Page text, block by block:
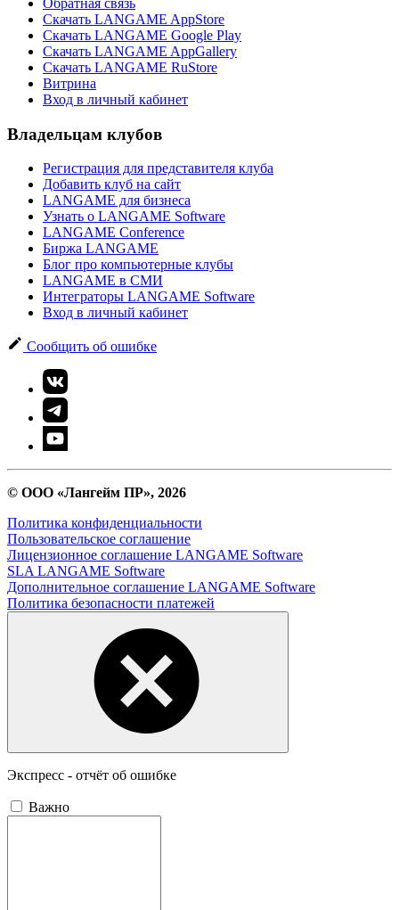
Скачать LANGAME AppStore
Скачать LANGAME Google Play
Скачать LANGAME AppGallery
Скачать LANGAME RuStore
Витрина
Вход в личный кабинет
Владельцам клубов
Регистрация для представителя клуба
Добавить клуб на сайт
LANGAME для бизнеса
Узнать о LANGAME Software
LANGAME Conference
Биржа LANGAME
Блог про компьютерные клубы
LANGAME в СМИ
Интеграторы LANGAME Software
Вход в личный кабинет
Сообщить об ошибке
© ООО «Лангейм ПР», 2026
Политика конфиденциальности
Пользовательское соглашение
Лицензионное соглашение LANGAME Software
SLA LANGAME Software
Дополнительное соглашение LANGAME Software
Политика безопасности платежей
Экспресс - отчёт об ошибке
Важно